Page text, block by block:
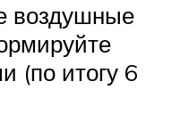
воздушные
(по итогу 6